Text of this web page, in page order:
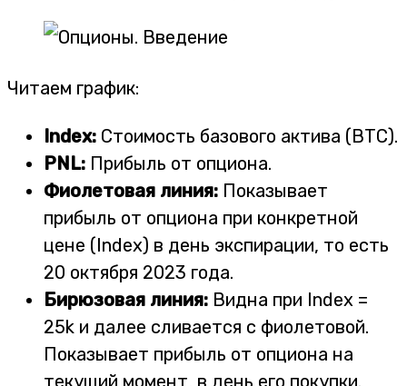
Читаем график:
Index: Стоимость базового актива (BTC).
PNL: Прибыль от опциона.
Фиолетовая линия: Показывает
прибыль от опциона при конкретной
цене (Index) в день экспирации, то есть
20 октября 2023 года.
Бирюзовая линия: Видна при Index =
25k и далее сливается с фиолетовой.
Показывает прибыль от опциона на
текущий момент, в день его покупки.